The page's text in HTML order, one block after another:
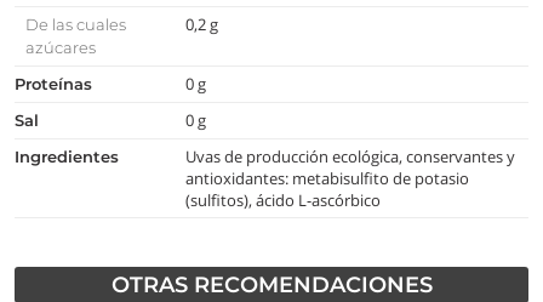
De las cuales
azúcares
0,2 g
Proteínas 0 g
Sal 0 g
Ingredientes
Uvas de producción ecológica, conservantes y
antioxidantes: metabisulfito de potasio
(sulfitos), ácido L-ascórbico
OTRAS RECOMENDACIONES